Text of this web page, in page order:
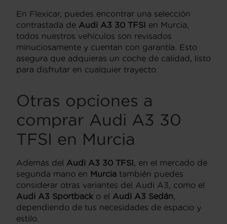
En Flexicar, puedes encontrar una selección
contrastada de Audi A3 30 TFSI en Murcia,
todos nuestros vehículos son revisados
minuciosamente y cuentan con garantía. Esto
asegura que adquieras un coche de calidad, listo
para disfrutar en cualquier trayecto.
Otras opciones a
comprar Audi A3 30
TFSI en Murcia
Además del Audi A3 30 TFSI, en el mercado de
segunda mano en Murcia también puedes
considerar otras variantes del Audi A3, como el
Audi A3 Sportback o el Audi A3 Sedán,
dependiendo de tus necesidades de espacio y
estilo.